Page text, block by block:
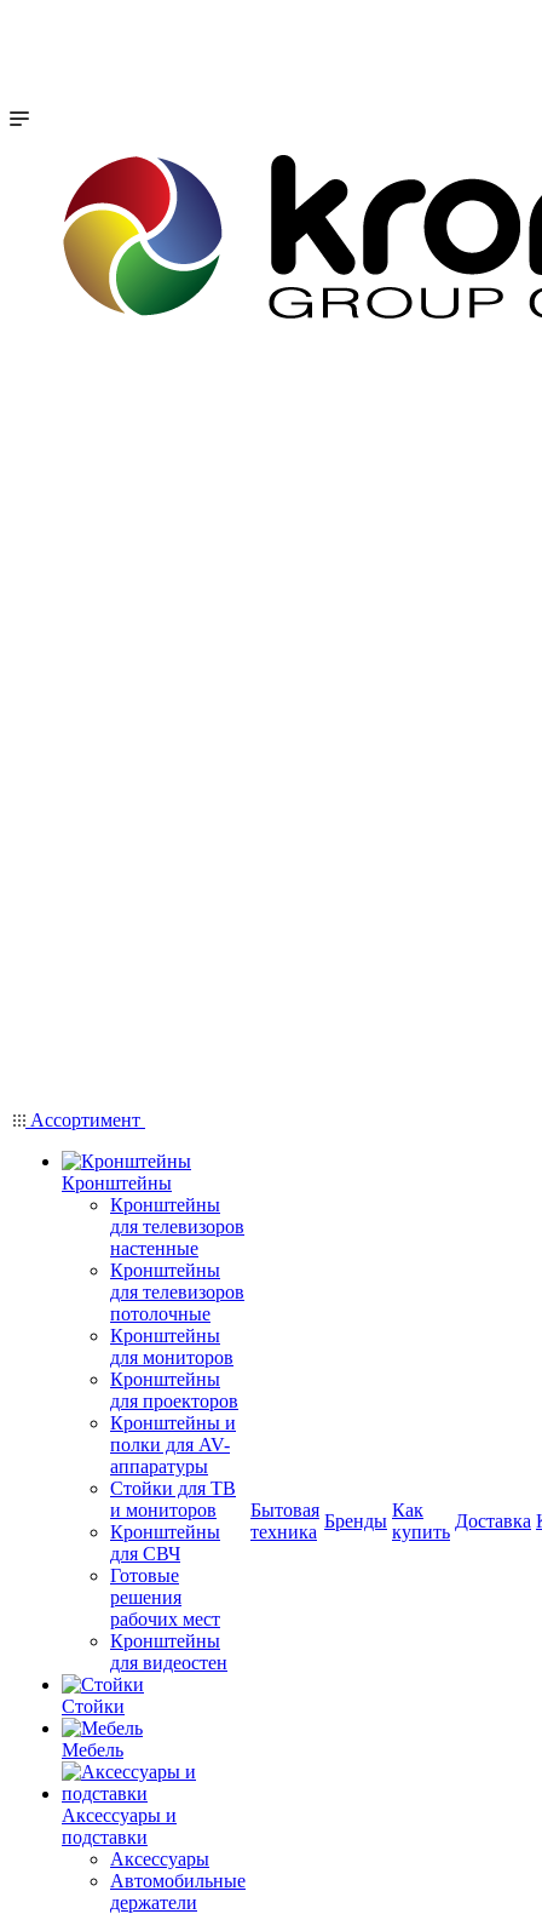
Ассортимент
Кронштейны
Кронштейны
для телевизоров
настенные
Кронштейны
для телевизоров
потолочные
Кронштейны
для мониторов
Кронштейны
для проекторов
Кронштейны и
полки для AV-
аппаратуры
Стойки для ТВ
и мониторов
Кронштейны
для СВЧ
Готовые
решения
рабочих мест
Кронштейны
для видеостен
Стойки
Мебель
Аксессуары и
подставки
Аксессуары
Автомобильные
держатели
Бытовая
техника
Бренды
Как
купить
Доставка